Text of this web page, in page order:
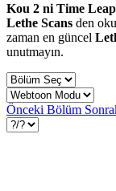
Kou 2 ni Time
Lethe Scans den
zaman en güncel
unutmayın.
Önceki Bölüm